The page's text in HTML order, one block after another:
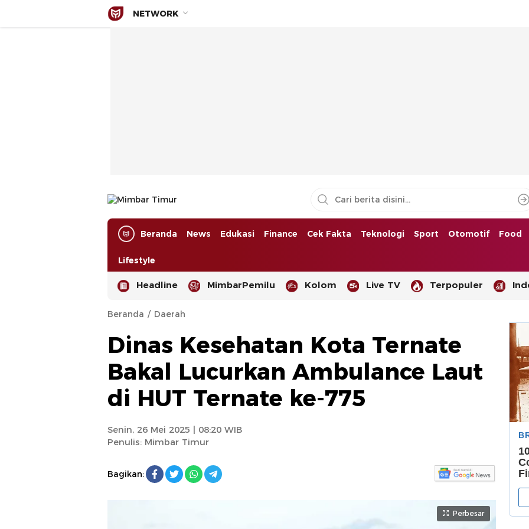
NETWORK
Mimbar Timur
Media Berjaringan Indonesia Timur
Beranda
News Edukasi Finance Cek Fakta Teknologi Sport Otomotif Food
Lifestyle
Headline MimbarPemilu Kolom Live TV Terpopuler
Beranda Daerah
Dinas Kesehatan Kota Ternate
Bakal Lucurkan Ambulance Laut
di HUT Ternate ke-775
Penulis: Mimbar Timur
Senin, 26 Mei 2025 | 08:20 WIB
Bagikan:
Perbesar
--